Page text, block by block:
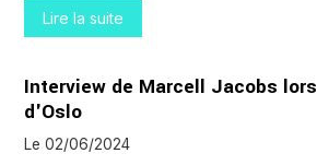
Lire la suite
Interview de Marcell Jacobs
d'Oslo
Le 02/06/2024